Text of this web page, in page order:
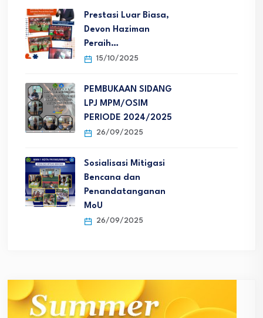
Prestasi Luar Biasa,
Devon Haziman
Peraih…
15/10/2025
PEMBUKAAN SIDANG
LPJ MPM/OSIM
PERIODE 2024/2025
26/09/2025
Sosialisasi Mitigasi
Bencana dan
Penandatanganan
MoU
26/09/2025